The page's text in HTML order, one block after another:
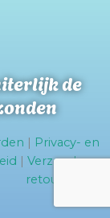
de
Privacy- en
Verzend- en
retourbeleid